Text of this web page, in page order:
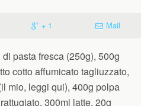
+ 1 Mail
pasta fresca (250g), 500g
cotto affumicato tagliuzzato,
mio, leggi qui), 400g polpa
300ml latte, 20g